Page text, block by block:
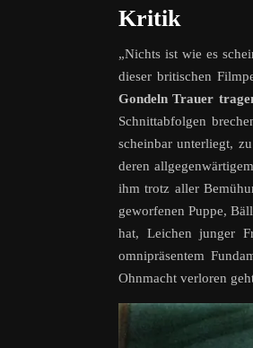
Kritik
„Nichts ist wie es
dieser britischen
Gondeln Trauer
Schnittabfolgen
scheinbar unterliegt,
deren
ihm trotz aller
geworfenen Puppe,
hat, Leichen junger
omnipräsentem
Ohnmacht verloren